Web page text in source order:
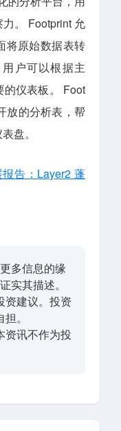
。 Footprint 允
将原始数据表转
户可以根据主
仪表板。 Foot
放的分析表，帮
盘。
告：Layer2 蓬
多信息的缘
实其描述。
资建议。投资
。
资讯不作为投